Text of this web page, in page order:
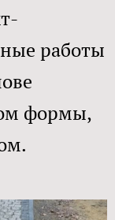
работы
формы,